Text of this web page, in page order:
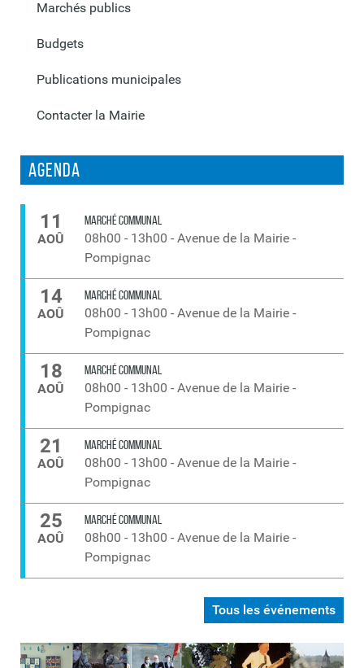
Marchés publics
Budgets
Publications municipales
Contacter la Mairie
Agenda
Tous les événements
11
AOÛ
MARCHÉ COMMUNAL
08h00 - 13h00 - Avenue de la Mairie -
Pompignac
14
AOÛ
MARCHÉ COMMUNAL
08h00 - 13h00 - Avenue de la Mairie -
Pompignac
18
AOÛ
MARCHÉ COMMUNAL
08h00 - 13h00 - Avenue de la Mairie -
Pompignac
21
AOÛ
MARCHÉ COMMUNAL
08h00 - 13h00 - Avenue de la Mairie -
Pompignac
25
AOÛ
MARCHÉ COMMUNAL
08h00 - 13h00 - Avenue de la Mairie -
Pompignac